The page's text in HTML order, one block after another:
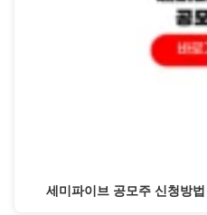
세미파이브 공모주 신청방